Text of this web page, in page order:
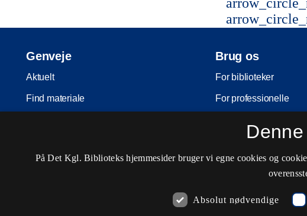
Genveje
Aktuelt
Find materiale
Services
Brug os
For biblioteker
For professionelle
Møder og konferencer
Nota-service
På Det Kgl. Biblioteks hjemmesider bruger vi egne cookies og
Absolut nødvendige